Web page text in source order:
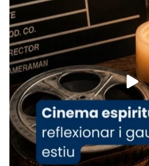
www.vaticannews.va/es/
07/carmina-historia-
espana-testimoni...
Foto
View on Facebook · Share
Arquebisbat de
2 weeks ago
«Avui les santes Juliana i
ajuden a alçar la mirada»